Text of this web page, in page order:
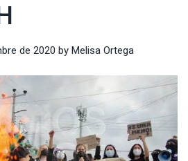
de 2020 by Melisa Ortega